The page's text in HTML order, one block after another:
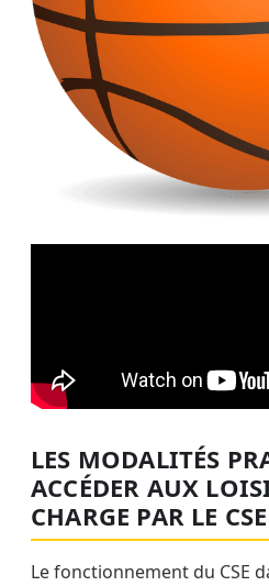
LES MODALITÉS
ACCÉDER AUX
CHARGE PAR LE
Le fonctionnement du CSE